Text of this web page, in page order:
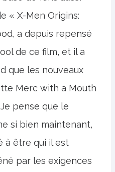
« X-Men Origins:
a depuis repensé
de ce film, et il a
que les nouveaux
Merc with a Mouth
pense que le
si bien maintenant,
à être qui il est
par les exigences